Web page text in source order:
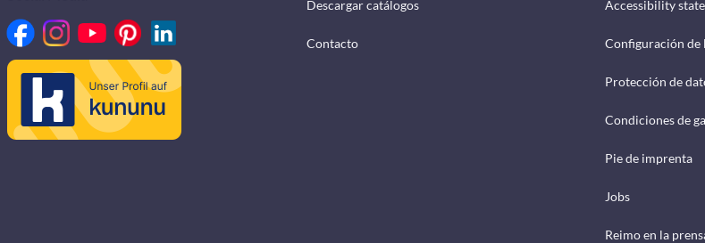
Descargar catálogos
Contacto
Accessibility
Configuración de
Protección de
Condiciones de
Pie de imprenta
Jobs
Reimo en la